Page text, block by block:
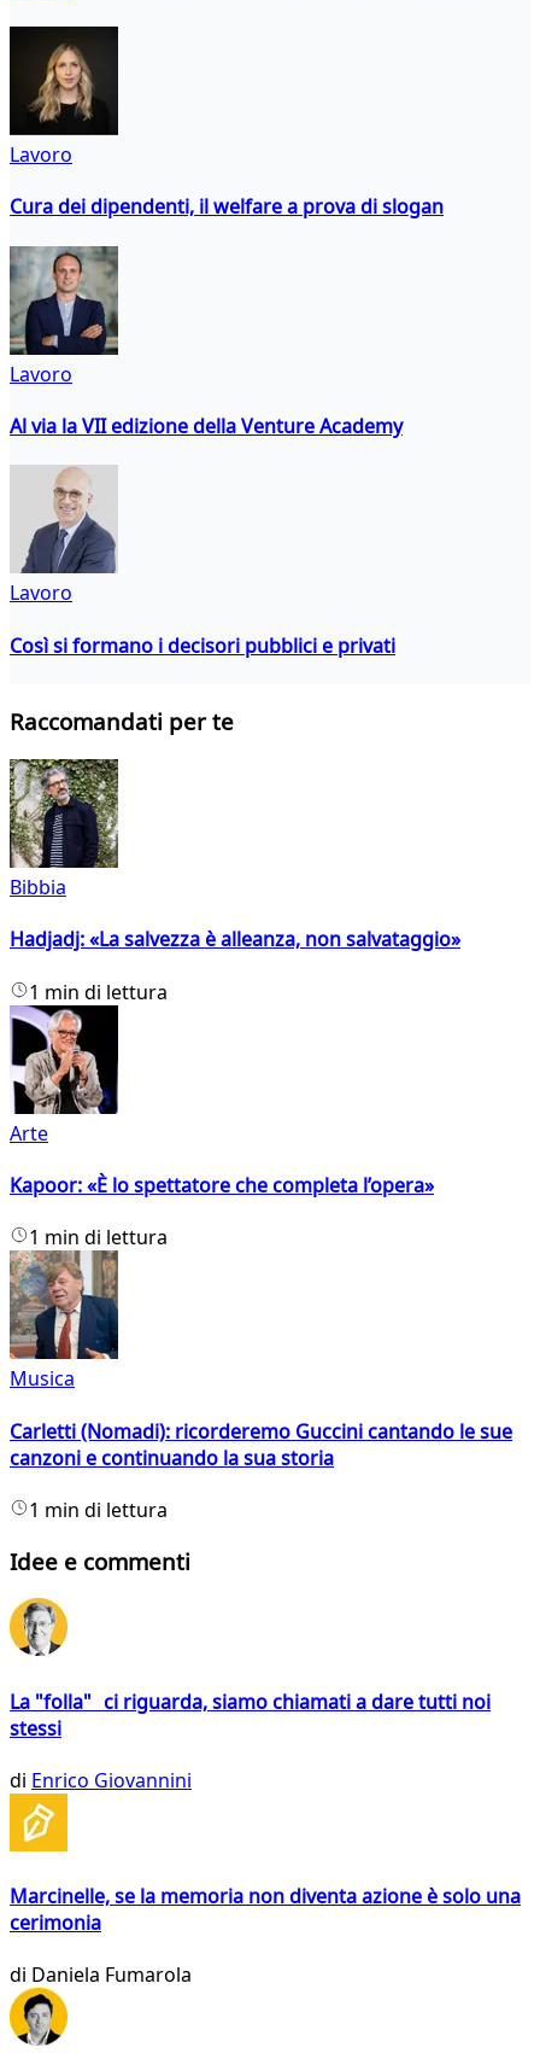
Lavoro
Cura dei dipendenti, il welfare a prova di slogan
Lavoro
Al via la VII edizione della Venture Academy
Lavoro
Così si formano i decisori pubblici e privati
Raccomandati per te
Bibbia
Hadjadj: «La salvezza è alleanza, non salvataggio»
1 min di lettura
Arte
Kapoor: «È lo spettatore che completa l’opera»
1 min di lettura
Musica
Carletti (Nomadi): ricorderemo Guccini cantando le sue
canzoni e continuando la sua storia
1 min di lettura
Idee e commenti
La "folla" ci riguarda, siamo chiamati a dare tutti noi
stessi
di Enrico Giovannini
Marcinelle, se la memoria non diventa azione è solo una
cerimonia
di Daniela Fumarola